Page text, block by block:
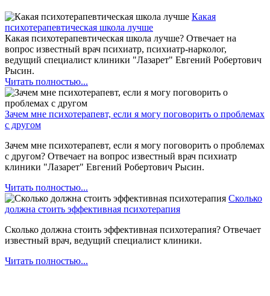
Какая
психотерапевтическая школа лучше
Какая психотерапевтическая школа лучше? Отвечает на
вопрос известный врач психиатр, психиатр-нарколог,
ведущий специалист клиники "Лазарет" Евгений Робертович
Рысин.
Читать полностью...
Зачем мне психотерапевт, если я могу поговорить о проблемах
с другом
Зачем мне психотерапевт, если я могу поговорить о проблемах
с другом? Отвечает на вопрос известный врач психиатр
клиники "Лазарет" Евгений Робертович Рысин.
Читать полностью...
Сколько
должна стоить эффективная психотерапия
Сколько должна стоить эффективная психотерапия? Отвечает
известный врач, ведущий специалист клиники.
Читать полностью...